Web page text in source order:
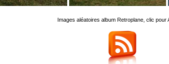
Images aléatoires album Retroplane, clic pour